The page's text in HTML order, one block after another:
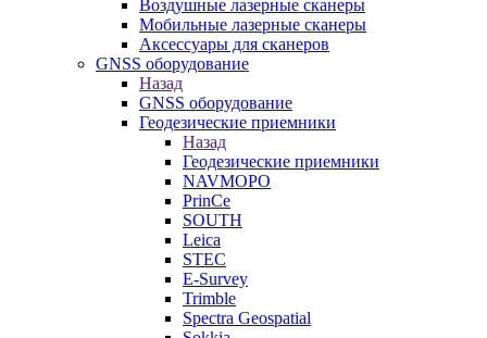
Воздушные лазерные сканеры
Мобильные лазерные сканеры
Аксессуары для сканеров
GNSS оборудование
Назад
GNSS оборудование
Геодезические приемники
Назад
Геодезические приемники
NAVMOPO
PrinCe
SOUTH
Leica
STEC
E-Survey
Trimble
Spectra Geospatial